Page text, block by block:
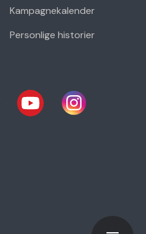
Kampagnekalender
Personlige historier